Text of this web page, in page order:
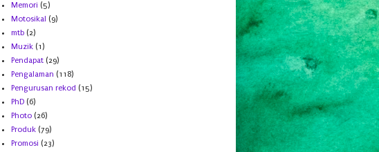
Memori (5)
Motosikal (9)
mtb (2)
Muzik (1)
Pendapat (29)
Pengalaman (118)
Pengurusan rekod (15)
PhD (6)
Photo (26)
Produk (79)
Promosi (23)